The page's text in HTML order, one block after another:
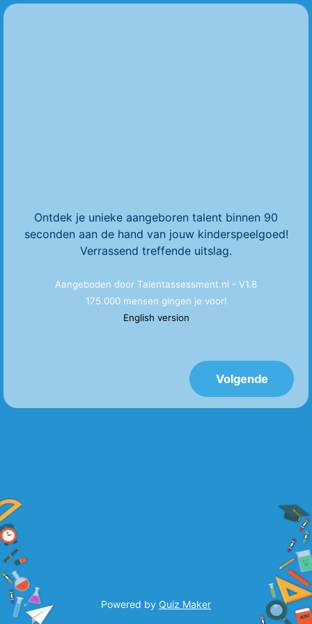
Ontdek je unieke aangeboren talent binnen 90
seconden aan de hand van jouw kinderspeelgoed!
Verrassend treffende uitslag.
Aangeboden door Talentassessment.nl - V1.8
175.000 mensen gingen je voor!
English version
Powered by Quiz Maker